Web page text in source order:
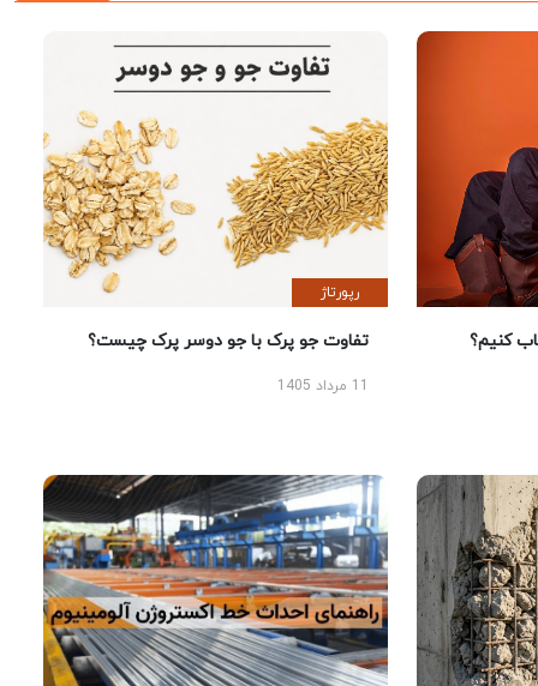
کنیم؟
رپورتاژ
تفاوت جو پرک با جو دوسر پرک چیست؟